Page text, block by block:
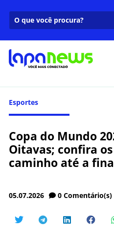
Esportes
Copa do Mundo
Oitavas; confira
caminho até a
05.07.2026 0 Comentário(s)